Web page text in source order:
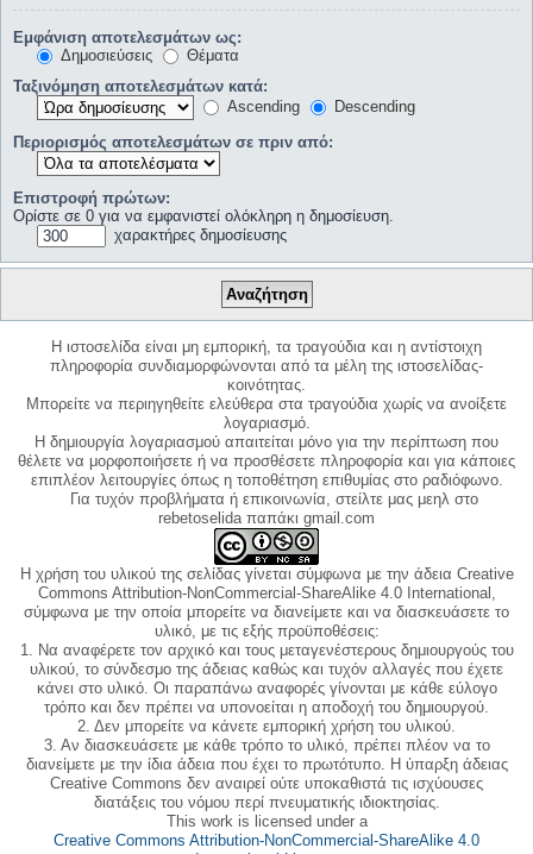
Εμφάνιση αποτελεσμάτων ως:
Δημοσιεύσεις
Θέματα
Ταξινόμηση αποτελεσμάτων κατά:
Ascending
Descending
Περιορισμός αποτελεσμάτων σε πριν από:
Επιστροφή πρώτων:
Ορίστε σε 0 για να εμφανιστεί ολόκληρη η δημοσίευση.
χαρακτήρες δημοσίευσης
Η ιστοσελίδα είναι μη εμπορική, τα τραγούδια και η αντίστοιχη
πληροφορία συνδιαμορφώνονται από τα μέλη της ιστοσελίδας-
κοινότητας.
Μπορείτε να περιηγηθείτε ελεύθερα στα τραγούδια χωρίς να ανοίξετε
λογαριασμό.
Η δημιουργία λογαριασμού απαιτείται μόνο για την περίπτωση που
θέλετε να μορφοποιήσετε ή να προσθέσετε πληροφορία και για κάποιες
επιπλέον λειτουργίες όπως η τοποθέτηση επιθυμίας στο ραδιόφωνο.
Για τυχόν προβλήματα ή επικοινωνία, στείλτε μας μεηλ στο
rebetoselida παπάκι gmail.com
Η χρήση του υλικού της σελίδας γίνεται σύμφωνα με την άδεια Creative
Commons Attribution-NonCommercial-ShareAlike 4.0 International,
σύμφωνα με την οποία μπορείτε να διανείμετε και να διασκευάσετε το
υλικό, με τις εξής προϋποθέσεις:
1. Να αναφέρετε τον αρχικό και τους μεταγενέστερους δημιουργούς του
υλικού, το σύνδεσμο της άδειας καθώς και τυχόν αλλαγές που έχετε
κάνει στο υλικό. Οι παραπάνω αναφορές γίνονται με κάθε εύλογο
τρόπο και δεν πρέπει να υπονοείται η αποδοχή του δημιουργού.
2. Δεν μπορείτε να κάνετε εμπορική χρήση του υλικού.
3. Αν διασκευάσετε με κάθε τρόπο το υλικό, πρέπει πλέον να το
διανείμετε με την ίδια άδεια που έχει το πρωτότυπο. Η ύπαρξη άδειας
Creative Commons δεν αναιρεί ούτε υποκαθιστά τις ισχύουσες
διατάξεις του νόμου περί πνευματικής ιδιοκτησίας.
This work is licensed under a
Creative Commons Attribution-NonCommercial-ShareAlike 4.0